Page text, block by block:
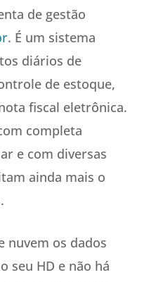
de gestão
. É um sistema
diários de
de estoque,
fiscal eletrônica.
completa
e com diversas
ainda mais o
nuvem os dados
seu HD e não há